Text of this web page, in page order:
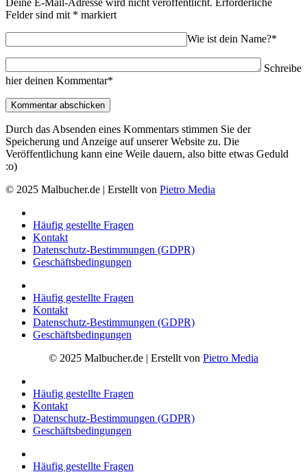
Deine E-Mail-Adresse wird nicht veröffentlicht. Erforderliche
Felder sind mit * markiert
Wie ist dein Name?*
Schreibe
hier deinen Kommentar*
Durch das Absenden eines Kommentars stimmen Sie der
Speicherung und Anzeige auf unserer Website zu. Die
Veröffentlichung kann eine Weile dauern, also bitte etwas Geduld
:o)
© 2025 Malbucher.de | Erstellt von Pietro Media
Häufig gestellte Fragen
Kontakt
Datenschutz-Bestimmungen (GDPR)
Geschäftsbedingungen
Häufig gestellte Fragen
Kontakt
Datenschutz-Bestimmungen (GDPR)
Geschäftsbedingungen
© 2025 Malbucher.de | Erstellt von Pietro Media
Häufig gestellte Fragen
Kontakt
Datenschutz-Bestimmungen (GDPR)
Geschäftsbedingungen
Häufig gestellte Fragen